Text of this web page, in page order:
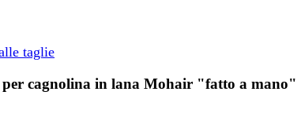
taglie
per cagnolina in lana Mohair "fatto a mano"